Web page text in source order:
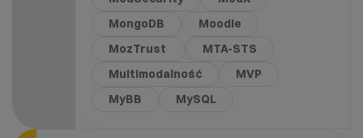
MongoDB
Moodle
MozTrust
MTA-STS
Multimodalność
MVP
MyBB
MySQL